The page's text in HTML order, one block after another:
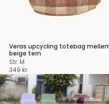
Veras upcycling totebag
beige tern
Str. M
349 kr.